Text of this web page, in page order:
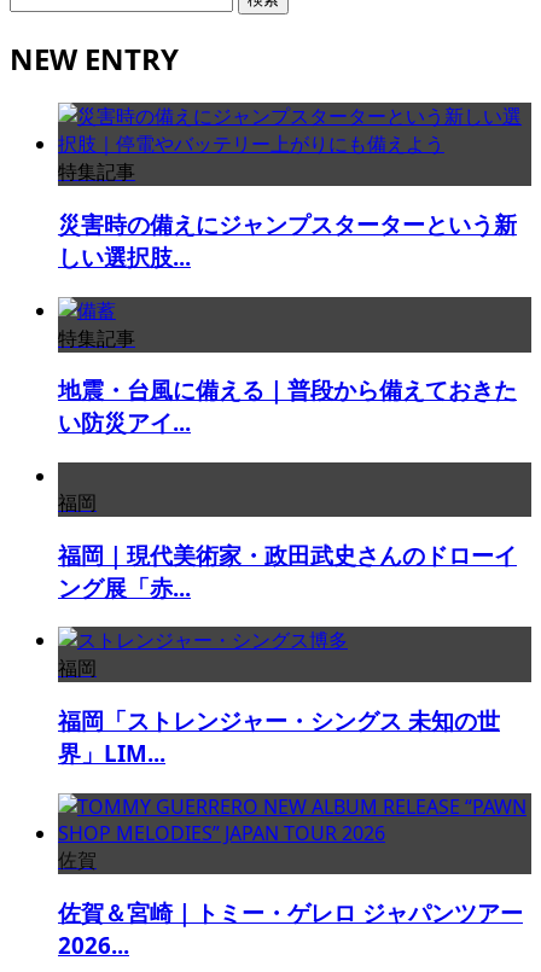
NEW ENTRY
特集記事
災害時の備えにジャンプスターターという新
しい選択肢...
特集記事
地震・台風に備える｜普段から備えておきた
い防災アイ...
福岡
福岡｜現代美術家・政田武史さんのドローイ
ング展「赤...
福岡
福岡「ストレンジャー・シングス 未知の世
界」LIM...
佐賀
佐賀＆宮崎｜トミー・ゲレロ ジャパンツアー
2026...